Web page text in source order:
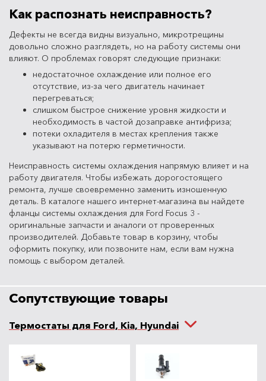
Как распознать неисправность?
Дефекты не всегда видны визуально, микротрещины
довольно сложно разглядеть, но на работу системы они
влияют. О проблемах говорят следующие признаки:
недостаточное охлаждение или полное его
отсутствие, из-за чего двигатель начинает
перегреваться;
слишком быстрое снижение уровня жидкости и
необходимость в частой дозаправке антифриза;
потеки охладителя в местах крепления также
указывают на потерю герметичности.
Неисправность системы охлаждения напрямую влияет и на
работу двигателя. Чтобы избежать дорогостоящего
ремонта, лучше своевременно заменить изношенную
деталь. В каталоге нашего интернет-магазина вы найдете
фланцы системы охлаждения для Ford Focus 3 -
оригинальные запчасти и аналоги от проверенных
производителей. Добавьте товар в корзину, чтобы
оформить покупку, или позвоните нам, если вам нужна
помощь с выбором деталей.
Сопутствующие товары
Термостаты для Ford, Kia, Hyundai